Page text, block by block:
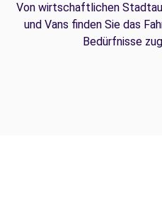
Von wirtschaftlichen
und Vans finden Sie das
Bedürfnisse